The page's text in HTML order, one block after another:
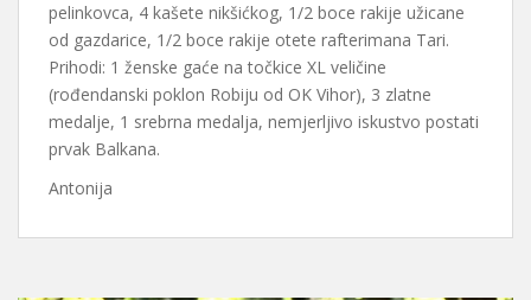
pelinkovca, 4 kašete nikšićkog, 1/2 boce rakije užicane
od gazdarice, 1/2 boce rakije otete rafterimana Tari.
Prihodi: 1 ženske gaće na točkice XL veličine
(rođendanski poklon Robiju od OK Vihor), 3 zlatne
medalje, 1 srebrna medalja, nemjerljivo iskustvo postati
prvak Balkana.
Antonija